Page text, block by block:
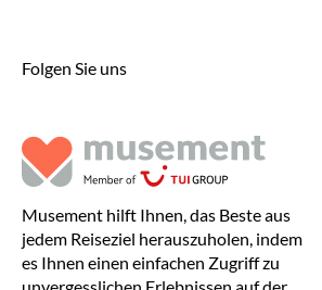
Folgen Sie uns
Musement hilft Ihnen, das Beste aus
jedem Reiseziel herauszuholen, indem
es Ihnen einen einfachen Zugriff zu